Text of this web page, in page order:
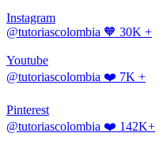
Instagram
@tutoriascolombia 🧡 30K +
Youtube
@tutoriascolombia ❤️ 7K +
Pinterest
@tutoriascolombia ❤️ 142K+